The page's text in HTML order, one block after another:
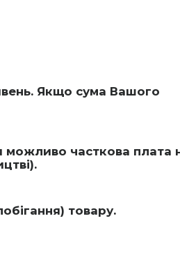
Якщо сума Вашого
можливо часткова плата
товару.